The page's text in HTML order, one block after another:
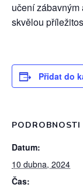
učení
skvělou
Přidat do
PODROBNOSTI
Datum:
10 dubna, 2024
Čas: